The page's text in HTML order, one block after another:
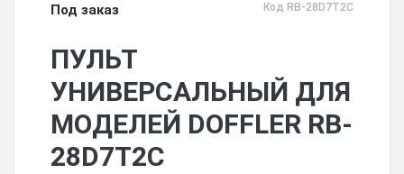
Под заказ Код RB-28D7T2C
ПУЛЬТ
УНИВЕРСАЛЬНЫЙ ДЛЯ
МОДЕЛЕЙ DOFFLER RB-
28D7T2C